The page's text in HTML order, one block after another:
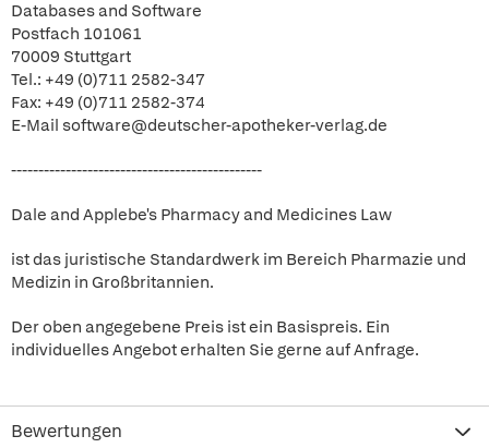
Databases and Software
Postfach 101061
70009 Stuttgart
Tel.: +49 (0)711 2582-347
Fax: +49 (0)711 2582-374
E-Mail software@deutscher-apotheker-verlag.de
----------------------------------------------
Dale and Applebe's Pharmacy and Medicines Law
ist das juristische Standardwerk im Bereich Pharmazie und
Medizin in Großbritannien.
Der oben angegebene Preis ist ein Basispreis. Ein
individuelles Angebot erhalten Sie gerne auf Anfrage.
Bewertungen